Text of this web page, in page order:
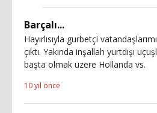
Barçalı...
Hayırlısıyla gurbetçi
çıktı. Yakında inşallah yurtdışı
başta olmak üzere Hollanda vs.
10 yıl önce